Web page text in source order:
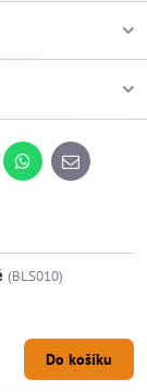
WhatsApp
E-
mail
(BLS010)
Do košíku